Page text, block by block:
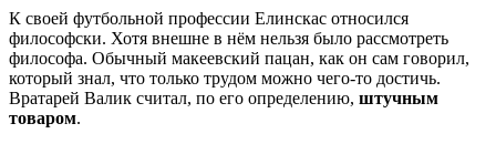
К своей футбольной профессии Елинскас относился
философски. Хотя внешне в нём нельзя было рассмотреть
философа. Обычный макеевский пацан, как он сам говорил,
который знал, что только трудом можно чего-то достичь.
Вратарей Валик считал, по его определению, штучным
товаром.